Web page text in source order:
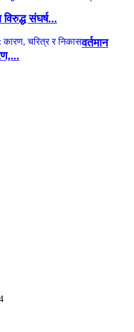
संघर्ष...
वर्तमान